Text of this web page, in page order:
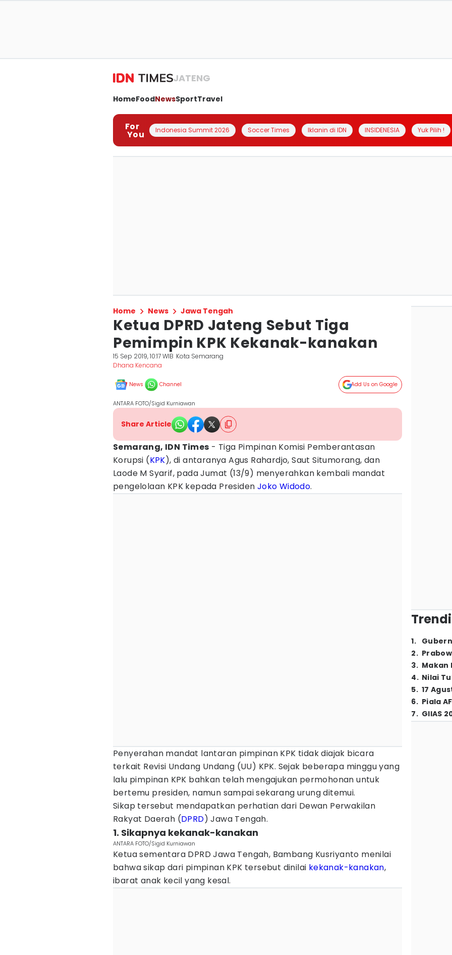
JATENG
HomeFoodNewsSportTravel
For
You Indonesia Summit 2026 Soccer Times Iklanin di IDN INSIDENESIA Yuk Pilih !
Home News Jawa Tengah
Ketua DPRD Jateng Sebut Tiga
Pemimpin KPK Kekanak-kanakan
15 Sep 2019, 10:17 WIB Kota Semarang
Dhana Kencana
News Channel Add Us on Google
ANTARA FOTO/Sigid Kurniawan
Share Article
Semarang, IDN Times - Tiga Pimpinan Komisi Pemberantasan
Korupsi (KPK), di antaranya Agus Rahardjo, Saut Situmorang, dan
Laode M Syarif, pada Jumat (13/9) menyerahkan kembali mandat
pengelolaan KPK kepada Presiden Joko Widodo.
Penyerahan mandat lantaran pimpinan KPK tidak diajak bicara
terkait Revisi Undang Undang (UU) KPK. Sejak beberapa minggu yang
lalu pimpinan KPK bahkan telah mengajukan permohonan untuk
bertemu presiden, namun sampai sekarang urung ditemui.
Sikap tersebut mendapatkan perhatian dari Dewan Perwakilan
Rakyat Daerah (DPRD) Jawa Tengah.
1. Sikapnya kekanak-kanakan
ANTARA FOTO/Sigid Kurniawan
Ketua sementara DPRD Jawa Tengah, Bambang Kusriyanto menilai
bahwa sikap dari pimpinan KPK tersebut dinilai kekanak-kanakan,
ibarat anak kecil yang kesal.
1.
2.
3. Makan
4. Nilai
5. 17
6. Piala
7. GIIAS